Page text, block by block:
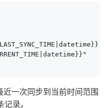
一次同步到当前时间范围
录。